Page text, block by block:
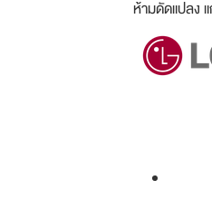
ห้ามดัดแปลง